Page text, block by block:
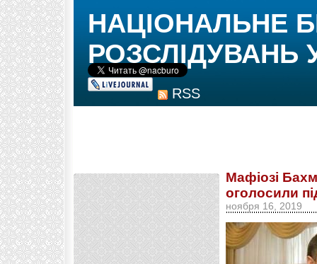
RSS
НАЦІОНАЛЬНЕ
РОЗСЛІДУВАНЬ
Мафіозі
оголосили
ноября 16, 2019